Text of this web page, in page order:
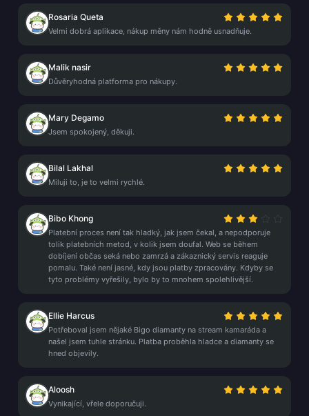
Rosaria Queta
Velmi dobrá aplikace, nákup měny nám hodně usnadňuje.
Malik nasir
Důvěryhodná platforma pro nákupy.
Mary Degamo
Jsem spokojený, děkuji.
Bilal Lakhal
Miluji to, je to velmi rychlé.
Bibo Khong
Platební proces není tak hladký, jak jsem čekal, a nepodporuje
tolik platebních metod, v kolik jsem doufal. Web se během
dobíjení občas seká nebo zamrzá a zákaznický servis reaguje
pomalu. Také není jasné, kdy jsou platby zpracovány. Kdyby se
tyto problémy vyřešily, bylo by to mnohem spolehlivější.
Ellie Harcus
Potřeboval jsem nějaké Bigo diamanty na stream kamaráda a
našel jsem tuhle stránku. Platba proběhla hladce a diamanty se
hned objevily.
Aloosh
Vynikající, vřele doporučuji.